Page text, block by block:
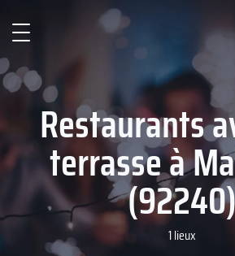
Restaurants
terrasse à
1 lieux